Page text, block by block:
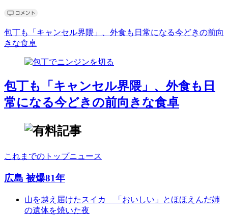
包丁も「キャンセル界隈」、外食も日常になる今どきの前向
きな食卓
包丁も「キャンセル界隈」、外食も日
常になる今どきの前向きな食卓
これまでのトップニュース
広島 被爆81年
山を越え届けたスイカ 「おいしい」とほほえんだ姉
の遺体を焼いた夜